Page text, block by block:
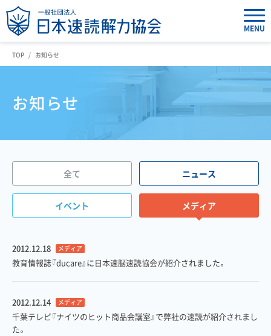
MENU
TOP お知らせ
お知らせ
全て ニュース
イベント メディア
2012.12.18 メディア
教育情報誌『ducare』に日本速脳速読協会が紹介されました。
2012.12.14 メディア
千葉テレビ『ナイツのヒット商品会議室』で弊社の速読が紹介されまし
た。